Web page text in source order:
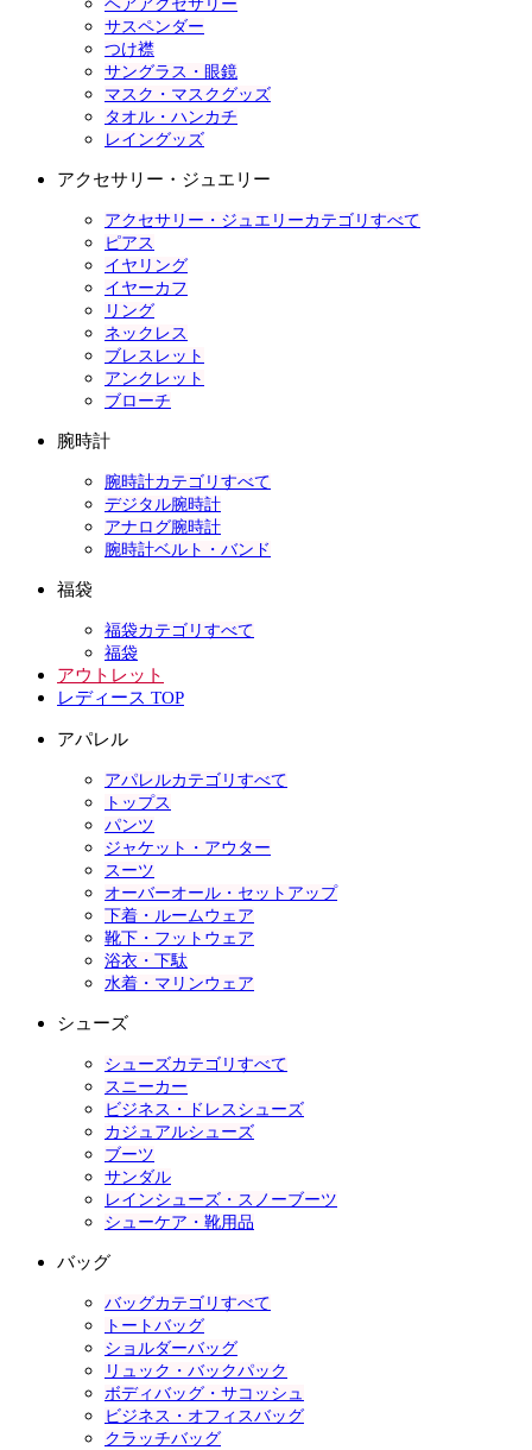
ヘアアクセサリー
サスペンダー
つけ襟
サングラス・眼鏡
マスク・マスクグッズ
タオル・ハンカチ
レイングッズ
アクセサリー・ジュエリー
アクセサリー・ジュエリーカテゴリすべて
ピアス
イヤリング
イヤーカフ
リング
ネックレス
ブレスレット
アンクレット
ブローチ
腕時計
腕時計カテゴリすべて
デジタル腕時計
アナログ腕時計
腕時計ベルト・バンド
福袋
福袋カテゴリすべて
福袋
アウトレット
レディース TOP
アパレル
アパレルカテゴリすべて
トップス
パンツ
ジャケット・アウター
スーツ
オーバーオール・セットアップ
下着・ルームウェア
靴下・フットウェア
浴衣・下駄
水着・マリンウェア
シューズ
シューズカテゴリすべて
スニーカー
ビジネス・ドレスシューズ
カジュアルシューズ
ブーツ
サンダル
レインシューズ・スノーブーツ
シューケア・靴用品
バッグ
バッグカテゴリすべて
トートバッグ
ショルダーバッグ
リュック・バックパック
ボディバッグ・サコッシュ
ビジネス・オフィスバッグ
クラッチバッグ